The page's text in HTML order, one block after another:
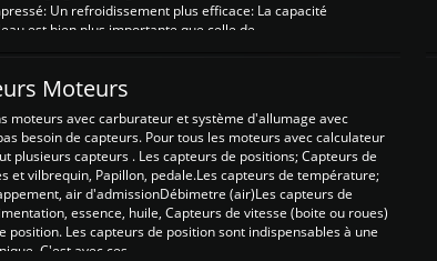
Un refroidissement plus efficace: La capacité
est bien plus importante que celle de ...
Moteurs
moteurs avec carburateur et système d'allumage avec
besoin de capteurs. Pour tous les moteurs avec calculateur
plusieurs capteurs . Les capteurs de positions; Capteurs de
et vilbrequin, Papillon, pedale.Les capteurs de température;
air d'admissionDébimetre (air)Les capteurs de
essence, huile, Capteurs de vitesse (boite ou roues)
position. Les capteurs de position sont indispensables à une
C'est avec ces ...